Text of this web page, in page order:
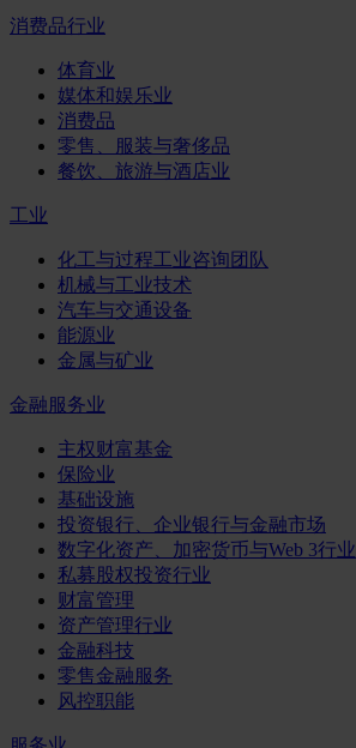
消费品行业
体育业
媒体和娱乐业
消费品
零售、服装与奢侈品
餐饮、旅游与酒店业
工业
化工与过程工业咨询团队
机械与工业技术
汽车与交通设备
能源业
金属与矿业
金融服务业
主权财富基金
保险业
基础设施
投资银行、企业银行与金融市场
数字化资产、加密货币与Web 3行业
私募股权投资行业
财富管理
资产管理行业
金融科技
零售金融服务
风控职能